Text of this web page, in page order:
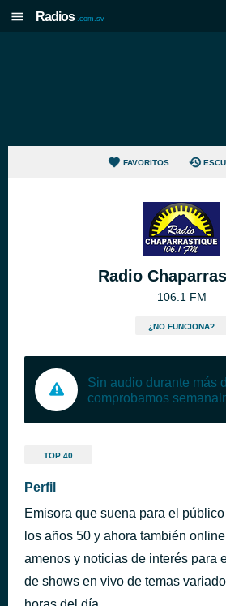
Radios .com.sv
FAVORITOS
Radio
106.1 FM
¿NO FUNCIONA?
Sin audio durante más
comprobamos
TOP 40
Perfil
Emisora que suena para el
los años 50 y ahora también
amenos y noticias de interés para
de shows en vivo de temas